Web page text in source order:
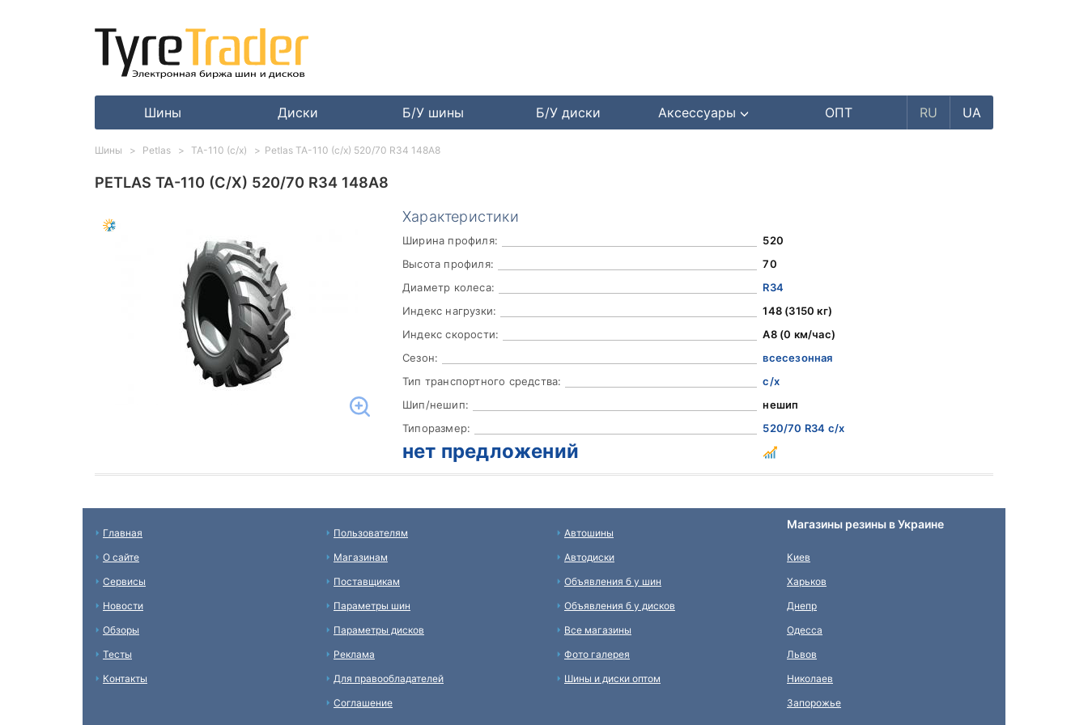
Шины Диски Б/У шины Б/У диски Аксессуары ОПТ RU UA
PETLAS TA-110 (С/Х) 520/70 R34 148A8
Характеристики
Ширина профиля:
520
Высота профиля:
70
Диаметр колеса:
R34
Индекс нагрузки:
148 (3150 кг)
Индекс скорости:
A8 (0 км/час)
Сезон:
всесезонная
Тип транспортного средства:
с/х
Шип/нешип:
нешип
Типоразмер:
520/70 R34 с/х
нет предложений
Шины Petlas TA-110 (с/х) Petlas TA-110 (с/х) 520/70 R34 148A8
Главная
О сайте
Сервисы
Новости
Обзоры
Тесты
Контакты
Пользователям
Магазинам
Поставщикам
Параметры шин
Параметры дисков
Реклама
Для правообладателей
Соглашение
Автошины
Автодиски
Объявления б у шин
Объявления б у дисков
Все магазины
Фото галерея
Шины и диски оптом
Магазины резины в Украине
Киев
Харьков
Днепр
Одесса
Львов
Николаев
Запорожье